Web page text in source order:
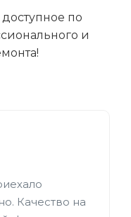
по
и
Качество на